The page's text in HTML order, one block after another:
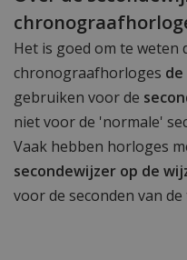
Het is goed om te weten
chronograafhorloges
gebruiken voor de
niet voor de 'normale'
Vaak hebben horloges
secondewijzer op de
voor de seconden van de